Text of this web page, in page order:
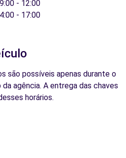
- 12:00
- 17:00
são possíveis apenas durante o
agência. A entrega das chaves
horários.